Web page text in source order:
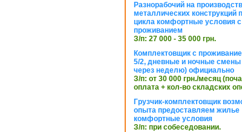
Разнорабочий на
металлических конструкций
цикла комфортные условия с
проживанием
З/п: 27 000 - 35 000 грн.
Комплектовщик с
5/2, дневные и ночные
через неделю) официально
З/п: от 30 000 грн./месяц
оплата + кол-во складских
Грузчик-комплектовщик
опыта предоставляем жилье
комфортные условия
З/п: при собеседовании.